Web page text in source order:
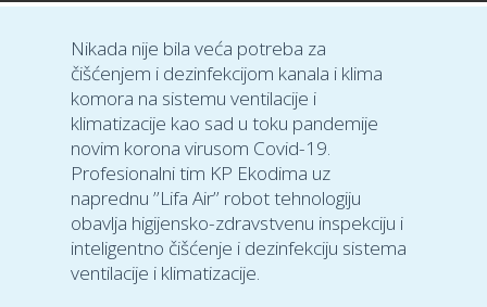
Nikada nije bila veća potreba za
čišćenjem i dezinfekcijom kanala i klima
komora na sistemu ventilacije i
klimatizacije kao sad u toku pandemije
novim korona virusom Covid-19.
Profesionalni tim KP Ekodima uz
naprednu ’’Lifa Air’’ robot tehnologiju
obavlja higijensko-zdravstvenu inspekciju i
inteligentno čišćenje i dezinfekciju sistema
ventilacije i klimatizacije.